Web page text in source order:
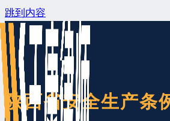
跳到内容
陕西省安全生产条